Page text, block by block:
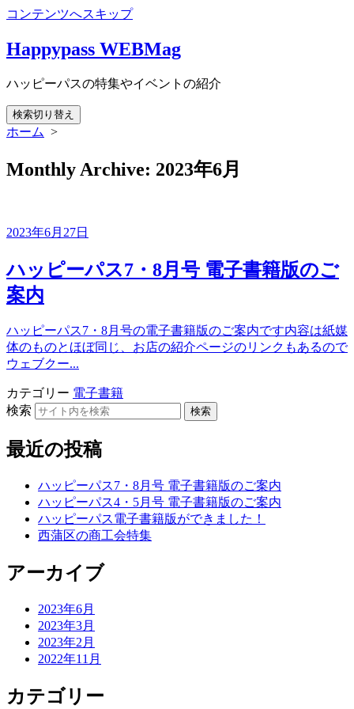
コンテンツへスキップ
Happypass WEBMag
ハッピーパスの特集やイベントの紹介
検索切り替え
ホーム >
Monthly Archive: 2023年6月
2023年6月27日
ハッピーパス7・8月号 電子書籍版のご
案内
ハッピーパス7・8月号の電子書籍版のご案内です内容は紙媒
体のものとほぼ同じ、お店の紹介ページのリンクもあるので
ウェブクー...
カテゴリー 電子書籍
検索
検索
最近の投稿
ハッピーパス7・8月号 電子書籍版のご案内
ハッピーパス4・5月号 電子書籍版のご案内
ハッピーパス電子書籍版ができました！
西蒲区の商工会特集
アーカイブ
2023年6月
2023年3月
2023年2月
2022年11月
カテゴリー